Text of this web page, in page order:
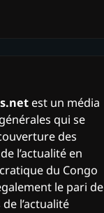
est un média
qui se
des
l’actualité en
du Congo
le pari de
l’actualité